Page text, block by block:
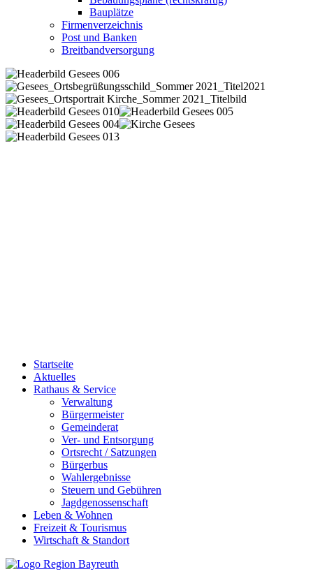
Bauplätze
Firmenverzeichnis
Post und Banken
Breitbandversorgung
Startseite
Aktuelles
Rathaus & Service
Verwaltung
Bürgermeister
Gemeinderat
Ver- und Entsorgung
Ortsrecht / Satzungen
Bürgerbus
Wahlergebnisse
Steuern und Gebühren
Jagdgenossenschaft
Leben & Wohnen
Freizeit & Tourismus
Wirtschaft & Standort